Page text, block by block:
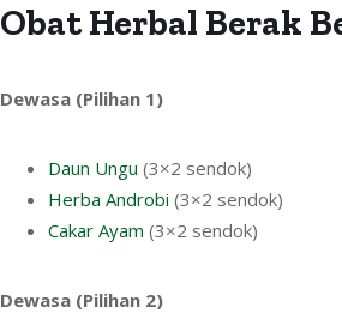
Obat Herbal Berak
Dewasa (Pilihan 1)
Daun Ungu (3×2 sendok)
Herba Androbi (3×2 sendok)
Cakar Ayam (3×2 sendok)
Dewasa (Pilihan 2)